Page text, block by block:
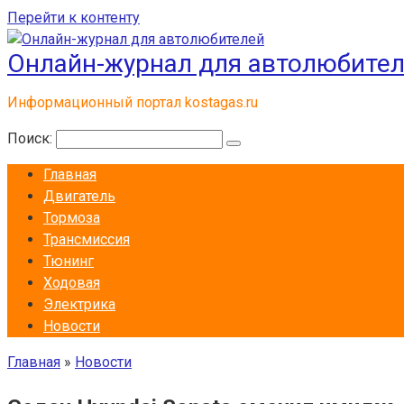
Перейти к контенту
Онлайн-журнал для
Информационный портал kostagas.ru
Поиск:
Главная
Двигатель
Тормоза
Трансмиссия
Тюнинг
Ходовая
Электрика
Новости
Главная » Новости